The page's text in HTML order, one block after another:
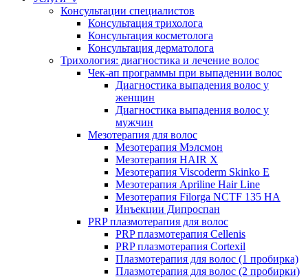
Консультации специалистов
Консультация трихолога
Консультация косметолога
Консультация дерматолога
Трихология: диагностика и лечение волос
Чек-ап программы при выпадении волос
Диагностика выпадения волос у
женщин
Диагностика выпадения волос у
мужчин
Мезотерапия для волос
Мезотерапия Мэлсмон
Мезотерапия HAIR X
Мезотерапия Viscoderm Skinko E
Мезотерапия Apriline Hair Line
Мезотерапия Filorga NCTF 135 HA
Инъекции Дипроспан
PRP плазмотерапия для волос
PRP плазмотерапия Cellenis
PRP плазмотерапия Cortexil
Плазмотерапия для волос (1 пробирка)
Плазмотерапия для волос (2 пробирки)